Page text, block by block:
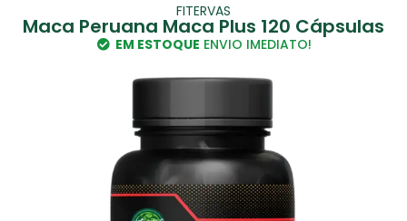
FITERVAS
Maca Peruana Maca Plus 120 Cápsulas
EM ESTOQUE ENVIO IMEDIATO!